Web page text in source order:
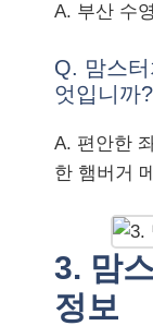
A. 부산 수
Q. 맘스
엇입니까?
A. 편안한
한 햄버거
3. 맘
정보